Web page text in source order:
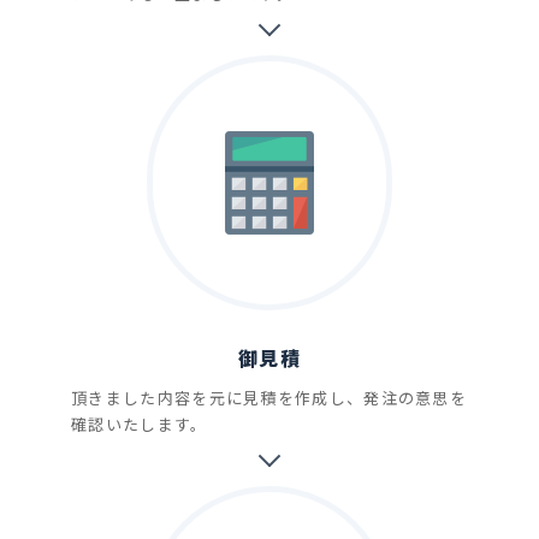
御見積
頂きました内容を元に見積を作成し、発注の意思を
確認いたします。